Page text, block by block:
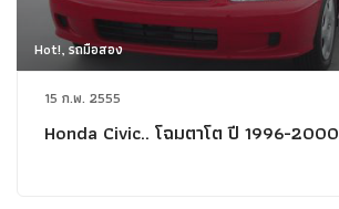
Hot!, รถมือสอง
15 ก.พ. 2555
Honda Civic.. โฉมตาโต ปี 1996-2000